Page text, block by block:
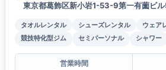
東京都葛飾区新小岩1-53-9第一有薗ビ
タオルレンタル シューズレンタル ウェア
競技特化型ジム
セミパーソナル シャワー
営業時間